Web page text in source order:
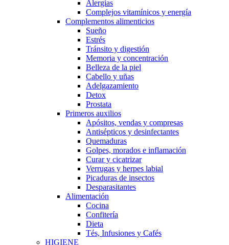
Alergias
Complejos vitamínicos y energía
Complementos alimenticios
Sueño
Estrés
Tránsito y digestión
Memoria y concentración
Belleza de la piel
Cabello y uñas
Adelgazamiento
Detox
Prostata
Primeros auxilios
Apósitos, vendas y compresas
Antisépticos y desinfectantes
Quemaduras
Golpes, morados e inflamación
Curar y cicatrizar
Verrugas y herpes labial
Picaduras de insectos
Desparasitantes
Alimentación
Cocina
Confitería
Dieta
Tés, Infusiones y Cafés
HIGIENE